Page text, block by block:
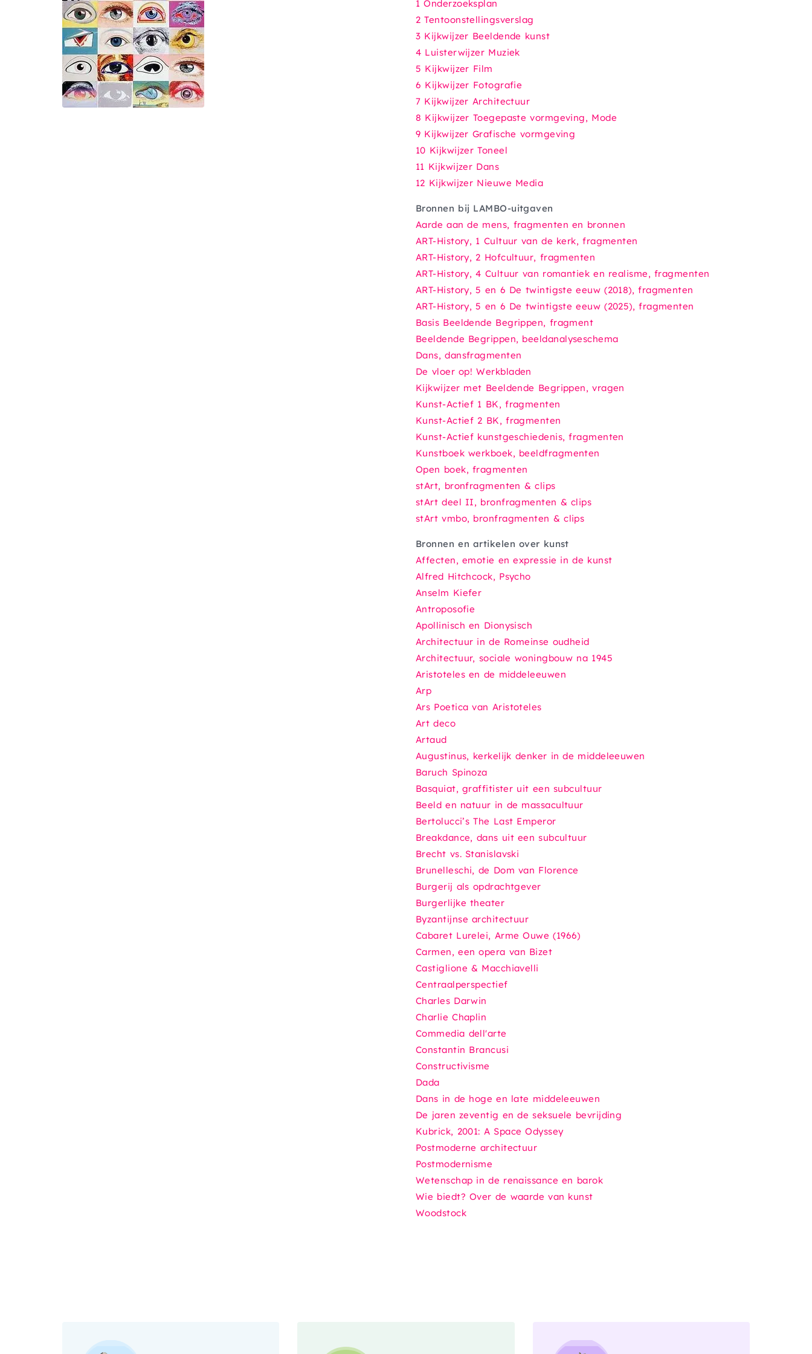
1 Onderzoeksplan
2 Tentoonstellingsverslag
3 Kijkwijzer Beeldende kunst
4 Luisterwijzer Muziek
5 Kijkwijzer Film
6 Kijkwijzer Fotografie
7 Kijkwijzer Architectuur
8 Kijkwijzer Toegepaste vormgeving, Mode
9 Kijkwijzer Grafische vormgeving
10 Kijkwijzer Toneel
11 Kijkwijzer Dans
12 Kijkwijzer Nieuwe Media
Bronnen bij LAMBO-uitgaven
Aarde aan de mens, fragmenten en bronnen
ART-History, 1 Cultuur van de kerk,fragmenten
ART-History, 2 Hofcultuur, fragmenten
ART-History, 4 Cultuur van romantiek en realisme, fragmenten
ART-History, 5 en 6 De twintigste eeuw(2018), fragmenten
ART-History, 5 en 6 De twintigste eeuw(2025), fragmenten
Basis Beeldende Begrippen, fragment
Beeldende Begrippen, beeldanalyseschema
Dans, dansfragmenten
De vloer op!Werkbladen
Kijkwijzer met Beeldende Begrippen, vragen
Kunst-Actief 1 BK, fragmenten
Kunst-Actief 2 BK, fragmenten
Kunst-Actief kunstgeschiedenis, fragmenten
Kunstboek werkboek, beeldfragmenten
Open boek, fragmenten
stArt, bronfragmenten & clips
stArt deel II, bronfragmenten & clips
stArt vmbo, bronfragmenten & clips
Bronnen en artikelen over kunst
Affecten, emotie en expressie in de kunst
Alfred Hitchcock, Psycho
Anselm Kiefer
Antroposofie
Apollinisch en Dionysisch
Architectuur in de Romeinse oudheid
Architectuur, sociale woningbouw na 1945
Aristoteles en de middeleeuwen
Arp
Ars Poetica van Aristoteles
Art deco
Artaud
Augustinus, kerkelijk denker in de middeleeuwen
Baruch Spinoza
Basquiat, graffitister uit een subcultuur
Beeld en natuur in de massacultuur
Bertolucci’sThe Last Emperor
Breakdance, dans uit een subcultuur​​​​
Brecht vs. Stanislavski​​​
Brunelleschi, de Dom van Florence
Burgerij als opdrachtgever
Burgerlijke theater
Byzantijnse architectuur
Cabaret Lurelei, Arme Ouwe (1966)
Carmen, een opera van Bizet
Castiglione & Macchiavelli
Centraalperspectief
Charles Darwin
Charlie Chaplin
Commedia dell'arte
Constantin Brancusi
Constructivisme
Dada
Dans in de hoge en late middeleeuwen
De jaren zeventig en de seksuele bevrijding
Kubrick, 2001: A Space Odyssey
Postmoderne architectuur
Postmodernisme
Wetenschap in de renaissance en barok
Wie biedt? Over de waarde van kunst
Woodstock